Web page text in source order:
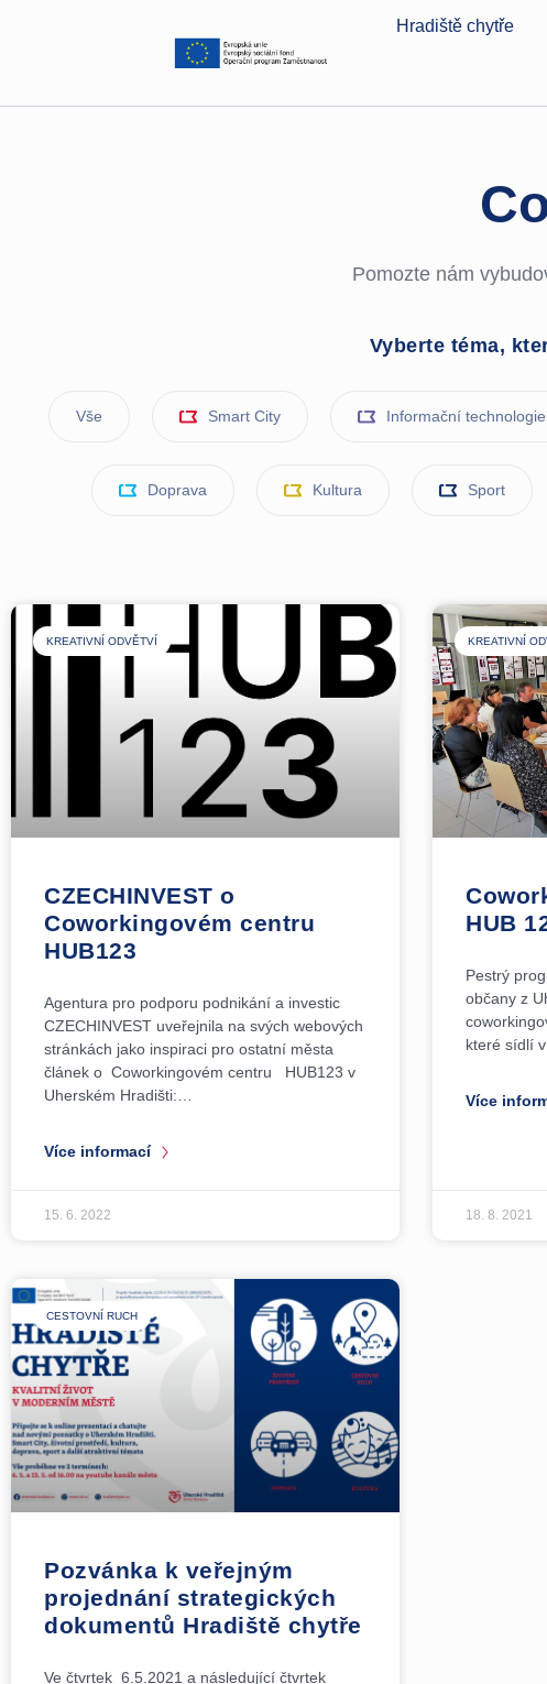
Hradiště chytře
Pomozte nám
Vyberte téma,
Vše Smart City Informační technologie
Doprava Kultura Sport
KREATIVNÍ ODVĚTVÍ
CZECHINVEST o
Coworkingovém centru
HUB123
Agentura pro podporu podnikání a investic
CZECHINVEST uveřejnila na svých webových
stránkách jako inspiraci pro ostatní města
článek o Coworkingovém centru HUB123 v
Uherském Hradišti:…
Více informací
15. 6. 2022
KREATIVNÍ
HUB
Pestrý
občany z
které sídlí
Více
18. 8. 2021
CESTOVNÍ RUCH
Pozvánka k veřejným
projednání strategických
dokumentů Hradiště chytře
Ve čtvrtek 6.5.2021 a následující čtvrtek